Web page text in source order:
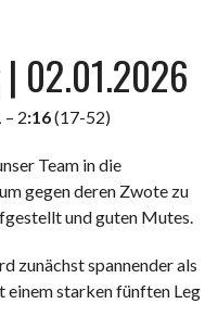
| 02.01.2026
– 2:16(17-52)
Team in die
gegen deren Zwote zu
und guten Mutes.
zunächst spannender als
einem starken fünften Leg